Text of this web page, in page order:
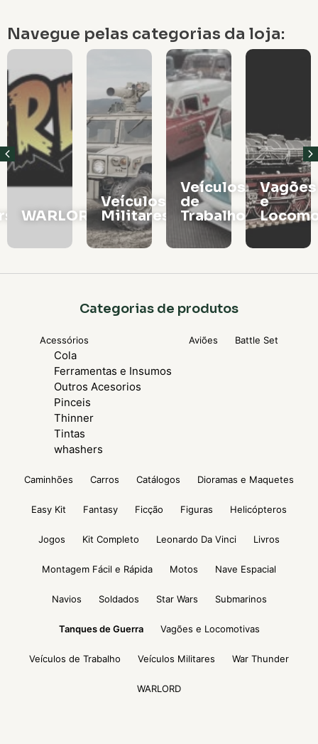
Navegue pelas categorias da loja:
WARLORD
Veículos
Militares
Veículos
de
Trabalho
Vagões
e
Categorias de produtos
Acessórios
Cola
Ferramentas e Insumos
Outros Acesorios
Pinceis
Thinner
Tintas
whashers
Aviões Battle Set
Caminhões Carros Catálogos Dioramas e Maquetes
Easy Kit Fantasy Ficção Figuras Helicópteros
Jogos Kit Completo Leonardo Da Vinci Livros
Montagem Fácil e Rápida Motos Nave Espacial
Navios Soldados Star Wars Submarinos
Tanques de Guerra Vagões e Locomotivas
Veículos de Trabalho Veículos Militares War Thunder
WARLORD